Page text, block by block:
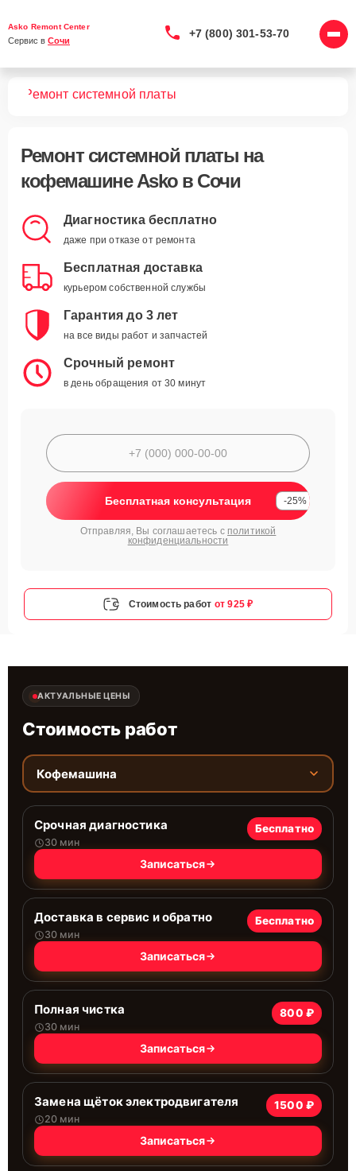
Asko Remont Center
Сервис в Сочи
+7 (800) 301-53-70
Ремонт системной платы
Ремонт системной платы на
кофемашине Asko в Сочи
Диагностика бесплатно
даже при отказе от ремонта
Бесплатная доставка
курьером собственной службы
Гарантия до 3 лет
на все виды работ и запчастей
Срочный ремонт
в день обращения от 30 минут
Бесплатная консультация -25%
Отправляя, Вы соглашаетесь с политикой
конфиденциальности
Стоимость работ от 925 ₽
АКТУАЛЬНЫЕ ЦЕНЫ
Стоимость работ
Кофемашина
Срочная диагностика
30 мин
Бесплатно
Записаться
Доставка в сервис и обратно
30 мин
Бесплатно
Записаться
Полная чистка
30 мин
800 ₽
Записаться
Замена щёток электродвигателя
20 мин
1500 ₽
Записаться